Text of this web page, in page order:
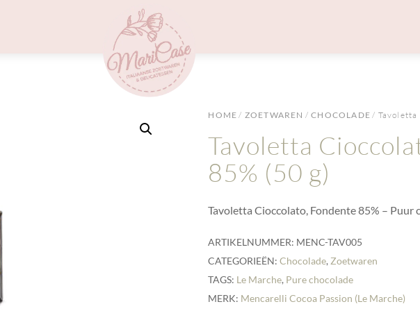
Menu
HOME / ZOETWAREN /CHOCOLADE / Tavoletta
Tavoletta
85% (50 g)
Tavoletta Cioccolato, Fondente 85% – Puur
ARTIKELNUMMER: MENC-TAV005
CATEGORIEËN:Chocolade, Zoetwaren
TAGS: Le Marche, Pure chocolade
MERK: Mencarelli Cocoa Passion (Le Marche)